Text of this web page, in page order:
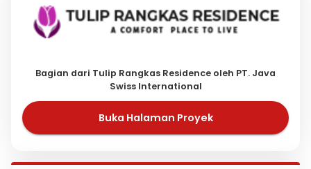
Bagian dari Tulip Rangkas Residence oleh PT. Java
Swiss International
Buka Halaman Proyek